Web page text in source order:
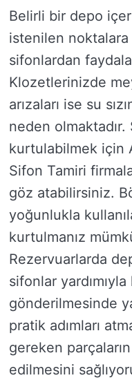
Belirli bir depo
istenilen noktalara
sifonlardan
Klozetlerinizde
arızaları ise su
neden olmaktadır.
kurtulabilmek için
Sifon Tamiri
göz atabilirsiniz.
yoğunlukla
kurtulmanız
Rezervuarlarda
sifonlar
gönderilmesinde
pratik adımları
gereken
edilmesini